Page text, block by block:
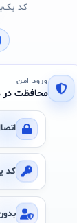
کد
ورود امن
محافظت در
کد